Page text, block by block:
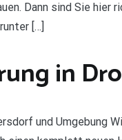
Dann sind Sie
[…]
in
und Umgebung